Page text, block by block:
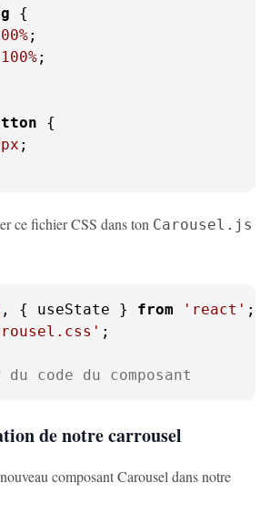
100%;
;
ce fichier CSS dans ton Carousel.js
, { useState } from 'react'
;
code du composant
de notre carrousel
composant Carousel dans notre